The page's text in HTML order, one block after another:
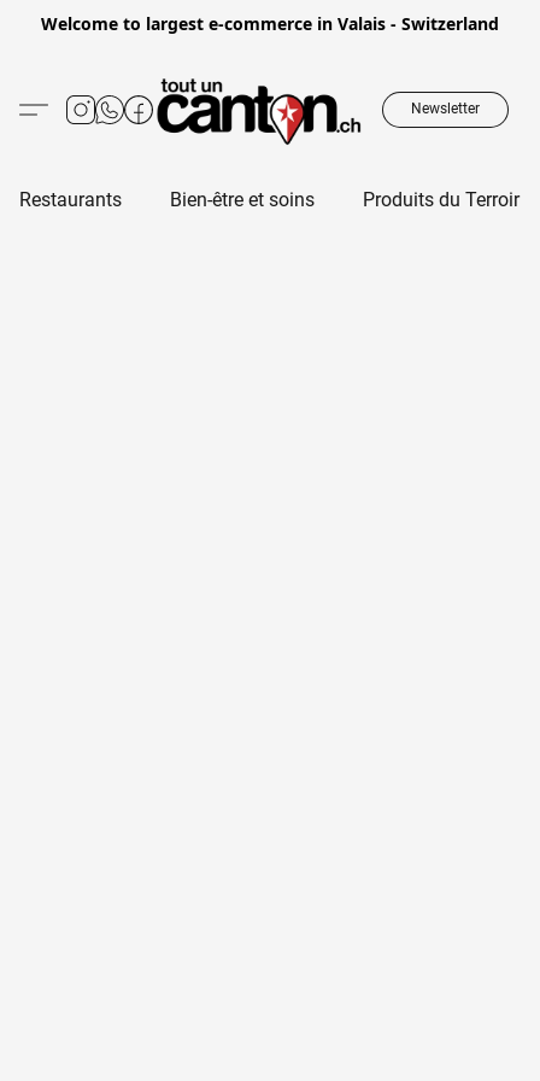
Welcome to largest e-commerce in Valais - Switzerland
Newsletter
Restaurants Bien-être et soins Produits du Terroir